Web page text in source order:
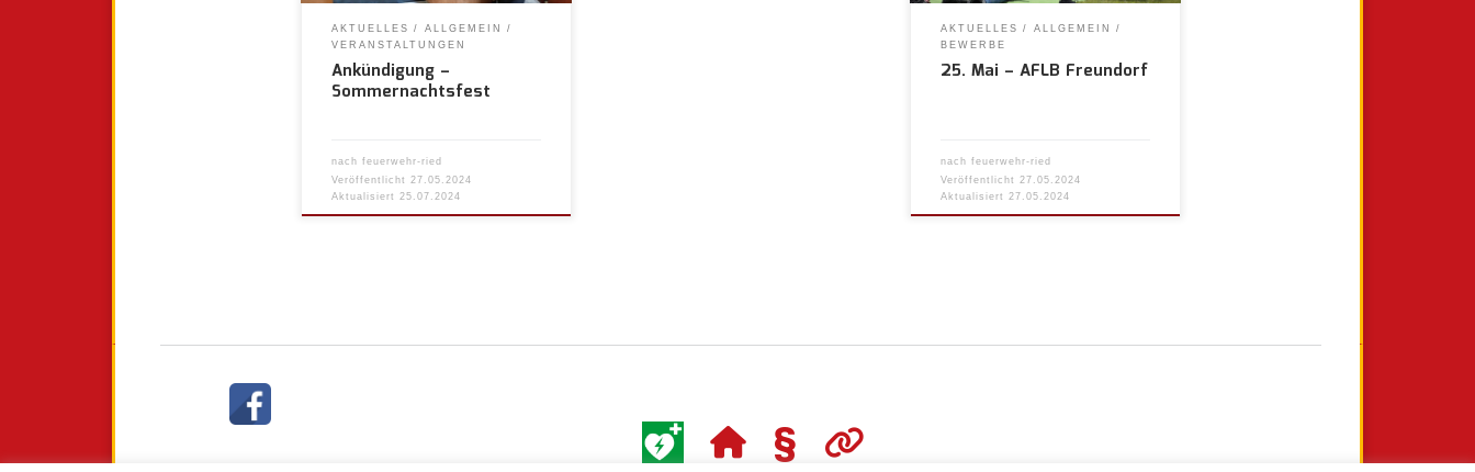
AKTUELLES
ALLGEMEIN
VERANSTALTUNGEN
Ankündigung –
Sommernachtsfest
nach feuerwehr-ried
Veröffentlicht
27.05.2024
Aktualisiert 25.07.2024
AKTUELLES
ALLGEMEIN
BEWERBE
25. Mai – AFLB Freundorf
nach feuerwehr-ried
Veröffentlicht
27.05.2024
Aktualisiert 27.05.2024
§